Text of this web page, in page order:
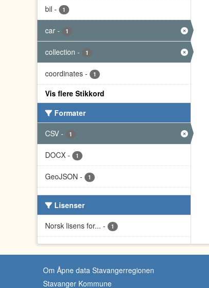
bil - 1
car - 1
collection - 1
coordinates - 1
Vis flere Stikkord
Formater
CSV - 1
DOCX - 1
GeoJSON - 1
Lisenser
Norsk lisens for... - 1
Om Åpne data Stavangerregionen
Stavanger Kommune